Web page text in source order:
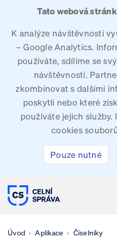
Tato webová
K analýze návštěvnosti
– Google Analytics.
používáte, sdílíme se
návštěvnosti.
zkombinovat s dalšími
poskytli nebo které
používáte jejich
cookies
Pouze nutné
CELNÍ
Úvod Aplikace Číselníky